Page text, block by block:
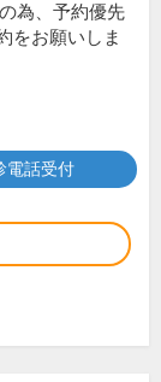
為、予約優先
をお願いしま
電話受付